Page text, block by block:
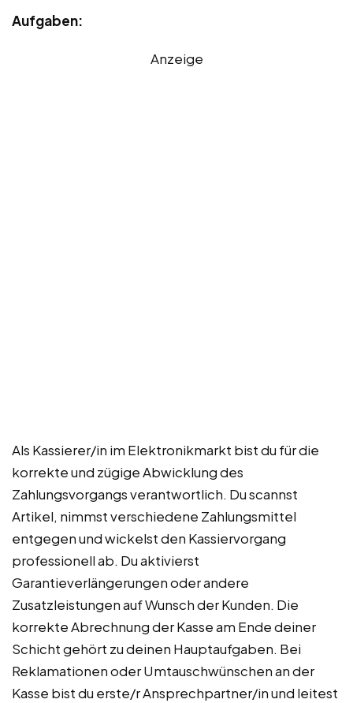
Aufgaben:
Anzeige
Als Kassierer/in im Elektronikmarkt bist du für die
korrekte und zügige Abwicklung des
Zahlungsvorgangs verantwortlich. Du scannst
Artikel, nimmst verschiedene Zahlungsmittel
entgegen und wickelst den Kassiervorgang
professionell ab. Du aktivierst
Garantieverlängerungen oder andere
Zusatzleistungen auf Wunsch der Kunden. Die
korrekte Abrechnung der Kasse am Ende deiner
Schicht gehört zu deinen Hauptaufgaben. Bei
Reklamationen oder Umtauschwünschen an der
Kasse bist du erste/r Ansprechpartner/in und leitest